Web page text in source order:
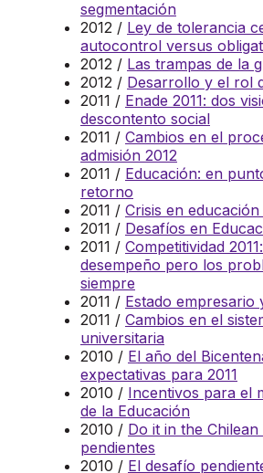
segmentación
2012 / Ley de tolerancia
autocontrol versus
2012 / Las trampas de la
2012 / Desarrollo y el rol
2011 / Enade 2011: dos
descontento social
2011 / Cambios en el
admisión 2012
2011 / Educación: en
retorno
2011 / Crisis en
2011 / Desafíos en
2011 / Competitividad
desempeño pero los
siempre
2011 / Estado empresario
2011 / Cambios en el
universitaria
2010 / El año del
expectativas para 2011
2010 / Incentivos para el
de la Educación
2010 / Do it in the
pendientes
2010 / El desafío